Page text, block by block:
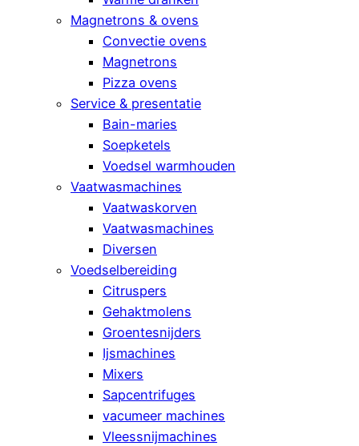
Magnetrons & ovens
Convectie ovens
Magnetrons
Pizza ovens
Service & presentatie
Bain-maries
Soepketels
Voedsel warmhouden
Vaatwasmachines
Vaatwaskorven
Vaatwasmachines
Diversen
Voedselbereiding
Citruspers
Gehaktmolens
Groentesnijders
Ijsmachines
Mixers
Sapcentrifuges
vacumeer machines
Vleessnijmachines